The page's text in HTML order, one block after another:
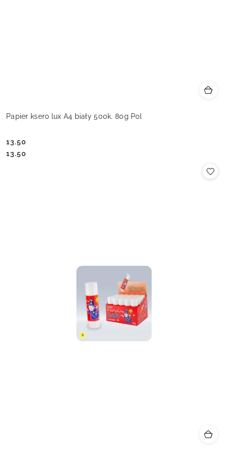
Papier ksero lux A4 biały 500k. 80g Pol
Cena:
13.50
Cena:
13.50